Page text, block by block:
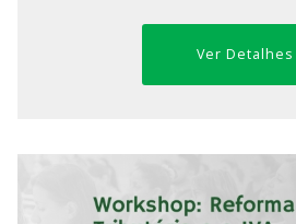
Ver Detalhes